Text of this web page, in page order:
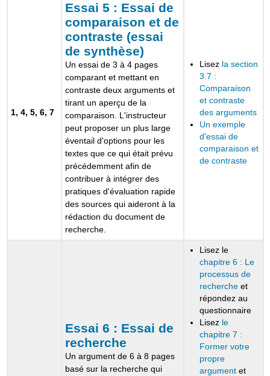
1, 4, 5, 6, 7
Essai 5 : Essai de
comparaison et de
contraste (essai
de synthèse)
Un essai de 3 à 4 pages
comparant et mettant en
contraste deux arguments et
tirant un aperçu de la
comparaison. L'instructeur
peut proposer un plus large
éventail d'options pour les
textes que ce qui était prévu
précédemment afin de
contribuer à intégrer des
pratiques d'évaluation rapide
des sources qui aideront à la
rédaction du document de
recherche.
Lisez la section
3.7 :
Comparaison
et contraste
des arguments
Un exemple
d'essai de
comparaison et
de contraste
Essai 6 : Essai de
recherche
Un argument de 6 à 8 pages
basé sur la recherche qui
Lisez le
chapitre 6 : Le
processus de
recherche et
répondez au
questionnaire
Lisez le
chapitre 7 :
Former votre
propre
argument et